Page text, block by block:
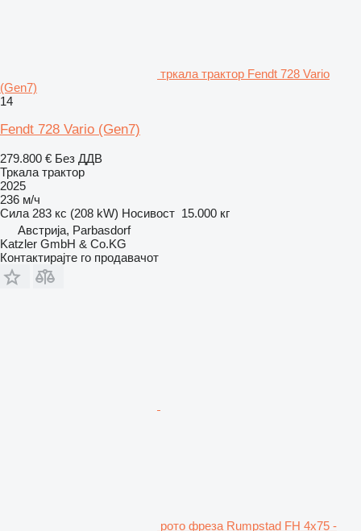
тркала трактор Fendt 728 Vario
(Gen7)
14
Fendt 728 Vario (Gen7)
279.800 € Без ДДВ
Тркала трактор
2025
236 м/ч
Сила 283 кс (208 kW) Носивост 15.000 кг
Австрија, Parbasdorf
Katzler GmbH & Co.KG
Контактирајте го продавачот
рото фреза Rumpstad FH 4x75 -